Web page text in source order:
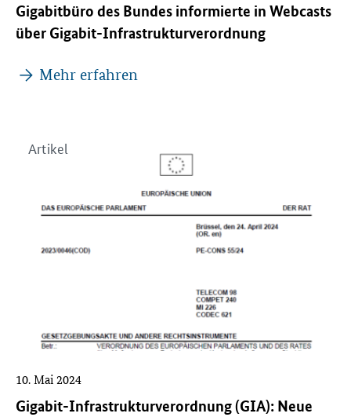
Gigabitbüro des Bundes informierte in Webcasts
über Gigabit-Infrastrukturverordnung
Mehr erfahren
Artikel
Gigabit-Infrastrukturverordnung (GIA): Neue
10. Mai 2024